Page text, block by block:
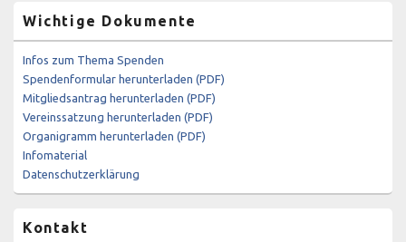
Wichtige Dokumente
Infos zum Thema Spenden
Spendenformular herunterladen (PDF)
Mitgliedsantrag herunterladen (PDF)
Vereinssatzung herunterladen (PDF)
Organigramm herunterladen (PDF)
Infomaterial
Datenschutzerklärung
Kontakt